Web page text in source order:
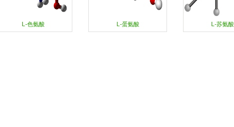
L-色氨酸 L-蛋氨酸 L-苏氨酸